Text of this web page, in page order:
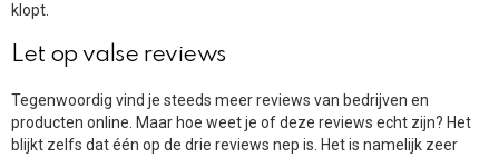
klopt.
Let op valse reviews
Tegenwoordig vind je steeds meer reviews van bedrijven en
producten online. Maar hoe weet je of deze reviews echt zijn? Het
blijkt zelfs dat één op de drie reviews nep is. Het is namelijk zeer